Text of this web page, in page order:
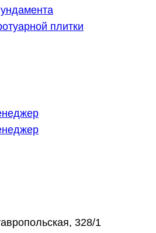
плитки
328/1